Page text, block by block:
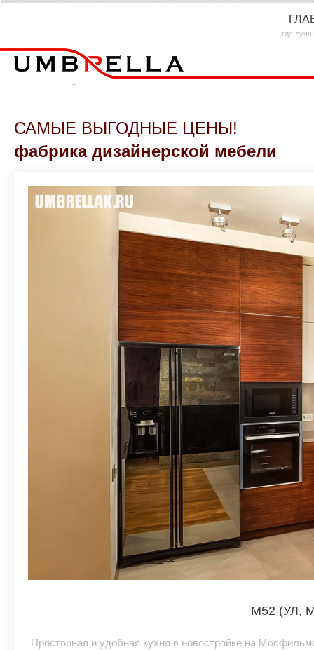
где
САМЫЕ ВЫГОДНЫЕ ЦЕНЫ!
фабрика дизайнерской мебели
M52
Просторная и удобная кухня в новостройке на